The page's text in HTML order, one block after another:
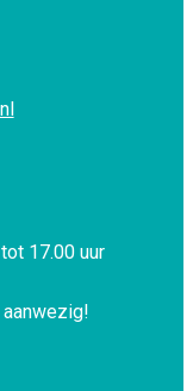
17.00 uur